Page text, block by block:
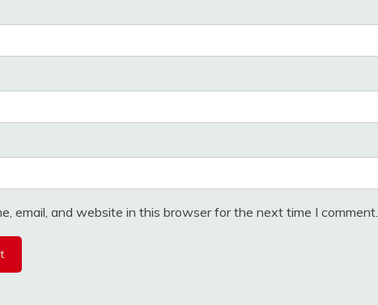
email, and website in this browser for the next time I comment.